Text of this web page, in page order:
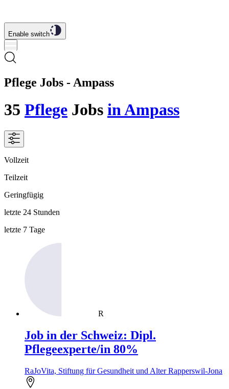
Enable switch
Pflege Jobs - Ampass
35 Pflege Jobs in Ampass
Vollzeit
Teilzeit
Geringfügig
letzte 24 Stunden
letzte 7 Tage
R
Job in der Schweiz: Dipl.
Pflegeexperte/in 80%
RaJoVita, Stiftung für Gesundheit und Alter Rapperswil-Jona